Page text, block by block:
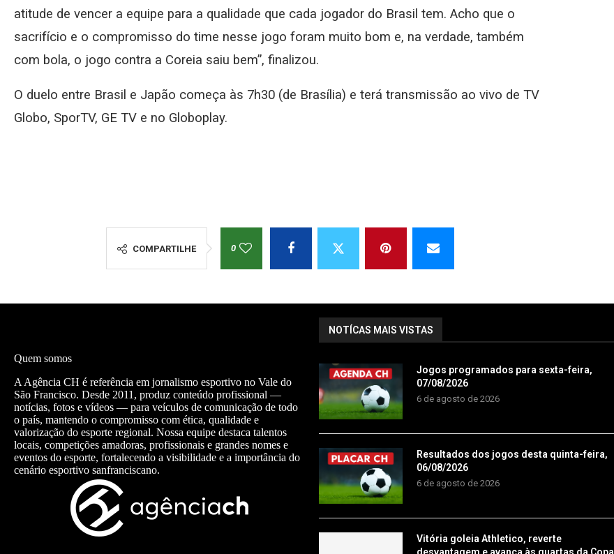
atitude de vencer a equipe para a qualidade que cada jogador do Brasil tem. Acho que o
sacrifício e o compromisso do time nesse jogo foram muito bom e, na verdade, também
com bola, o jogo contra a Coreia saiu bem”, finalizou.
O duelo entre Brasil e Japão começa às 7h30 (de Brasília) e terá transmissão ao vivo de TV
Globo, SporTV, GE TV e no Globoplay.
COMPARTILHE 0
Quem somos
A Agência CH é referência em jornalismo esportivo no Vale do
São Francisco. Desde 2011, produz conteúdo profissional —
notícias, fotos e vídeos — para veículos de comunicação de todo
o país, mantendo o compromisso com ética, qualidade e
valorização do esporte regional. Nossa equipe destaca talentos
locais, competições amadoras, profissionais e grandes nomes e
eventos do esporte, fortalecendo a visibilidade e a importância do
cenário esportivo sanfranciscano.
NOTÍCAS MAIS VISTAS
Jogos programados para sexta-feira,
07/08/2026
6 de agosto de 2026
Resultados dos jogos desta quinta-feira,
06/08/2026
6 de agosto de 2026
Vitória goleia Athletico, reverte